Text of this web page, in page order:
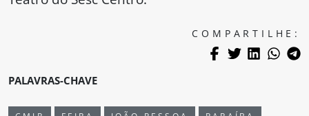
COMPARTILHE:
PALAVRAS-CHAVE